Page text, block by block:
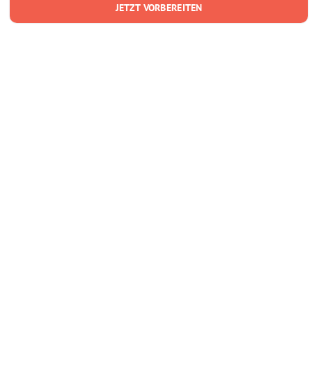
JETZT VORBEREITEN